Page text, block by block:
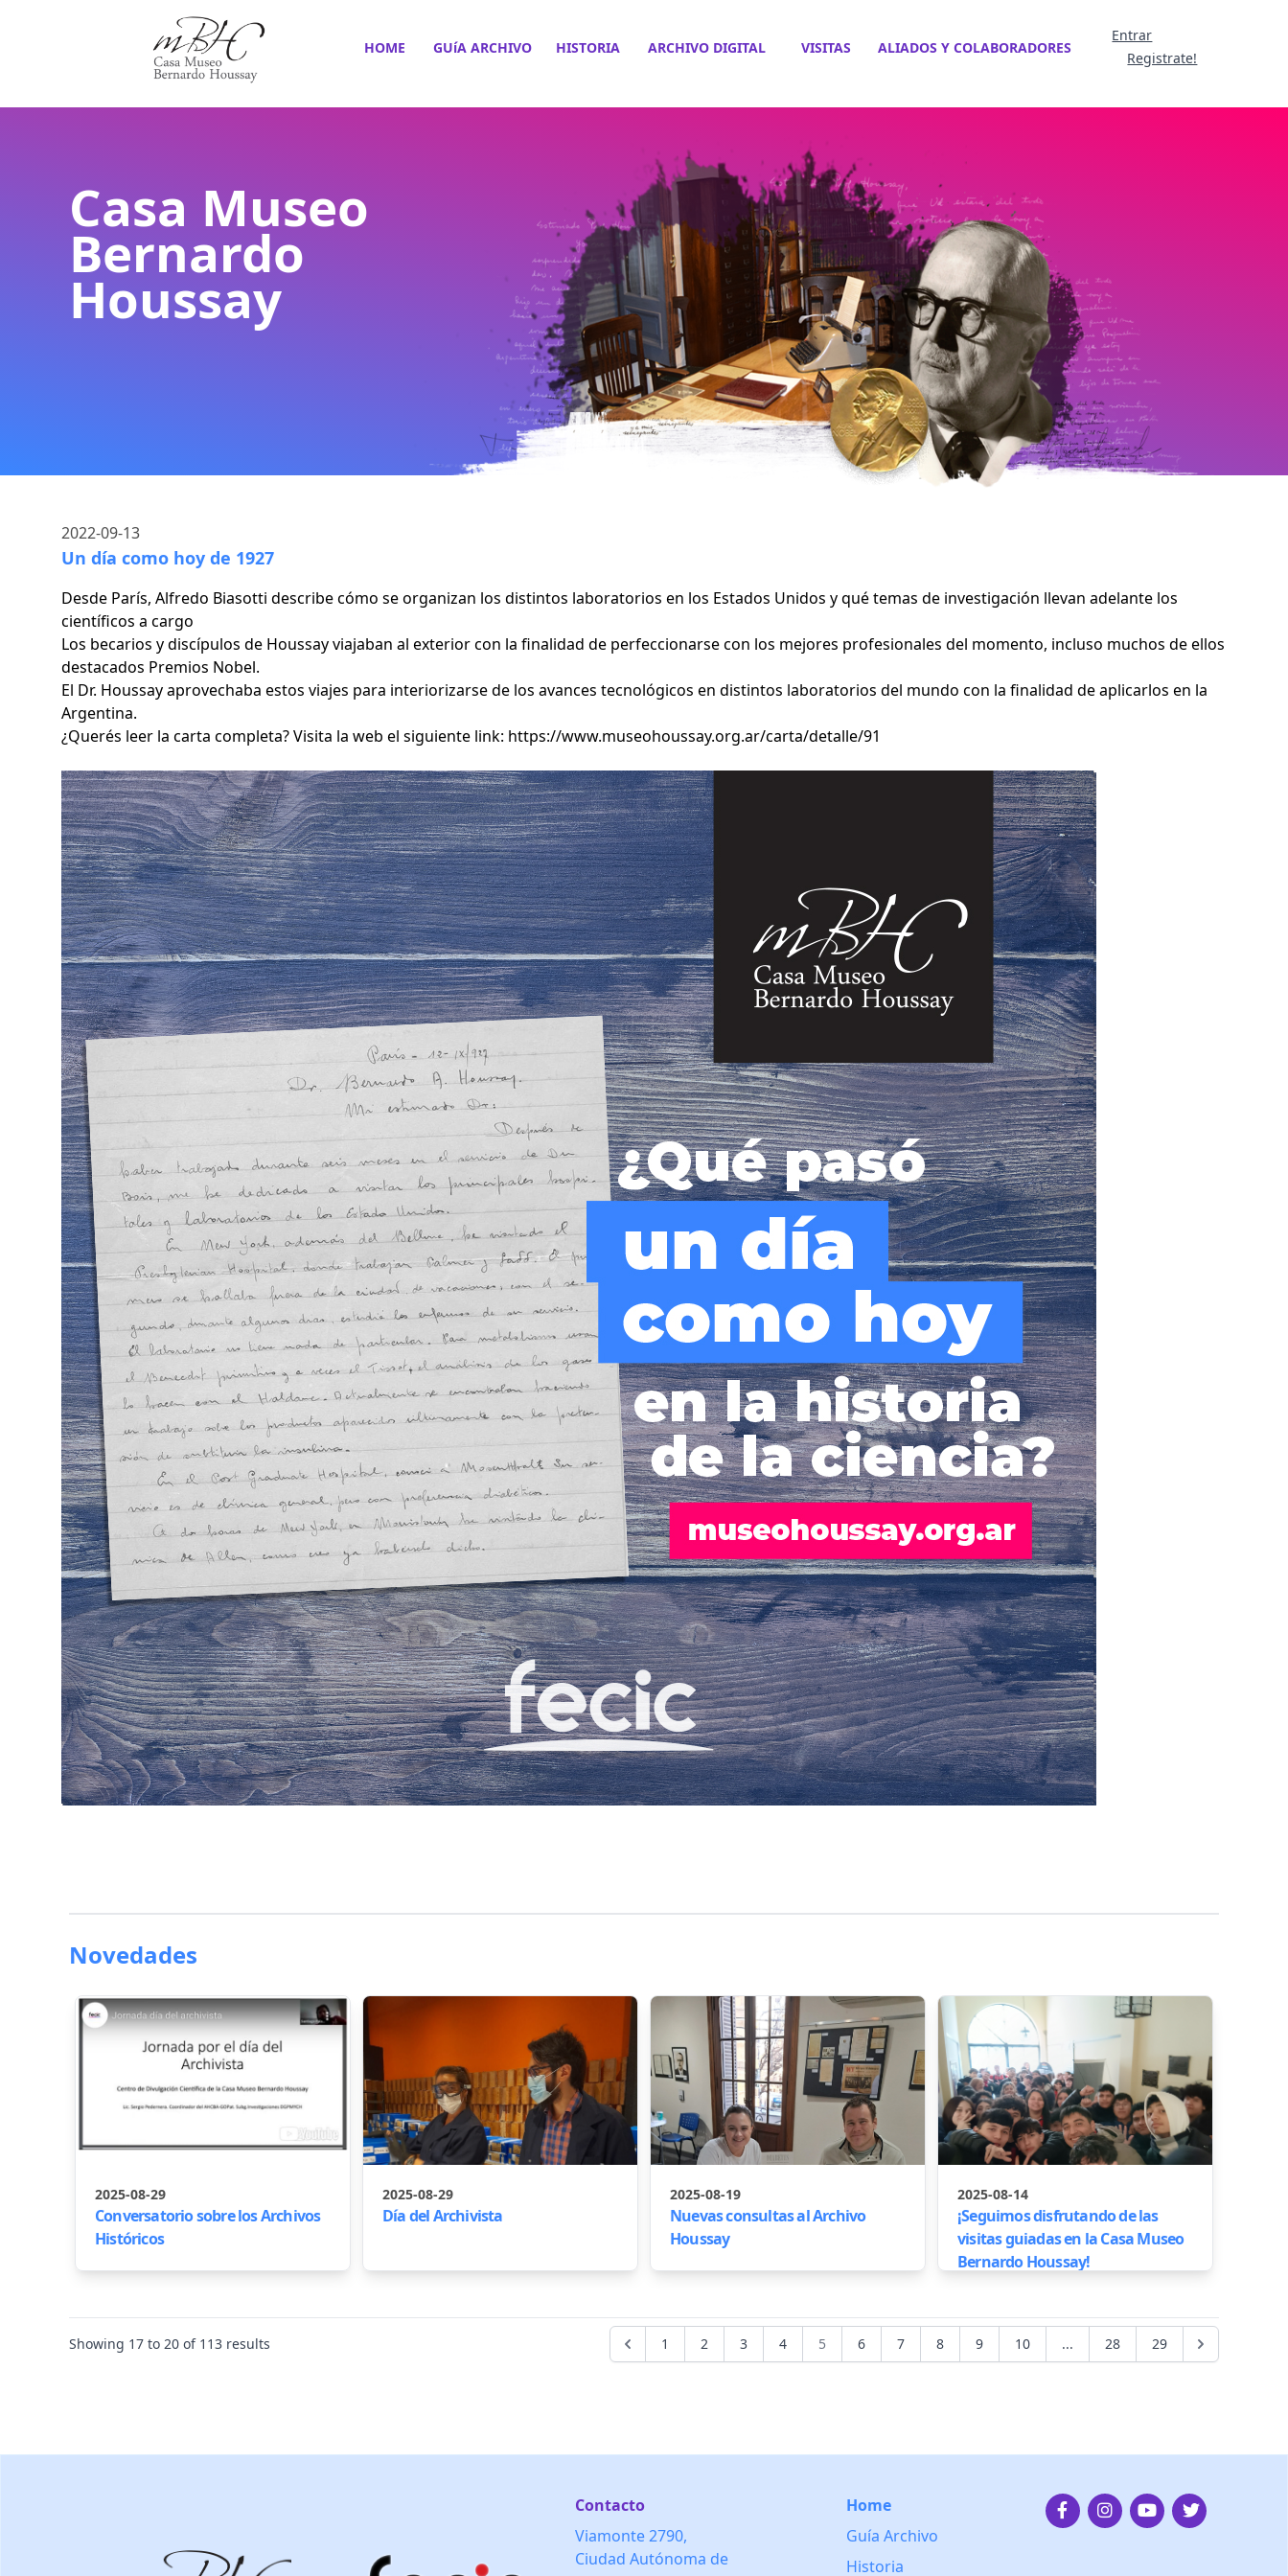
HOME GUíA ARCHIVO HISTORIA ARCHIVO DIGITAL VISITAS ALIADOS Y COLABORADORES
Entrar
Registrate!
Casa Museo
Bernardo
Houssay
2022-09-13
Un día como hoy de 1927
Desde París, Alfredo Biasotti describe cómo se organizan los distintos laboratorios en los Estados Unidos y qué temas de investigación llevan adelante los
científicos a cargo
Los becarios y discípulos de Houssay viajaban al exterior con la finalidad de perfeccionarse con los mejores profesionales del momento, incluso muchos de ellos
destacados Premios Nobel.
El Dr. Houssay aprovechaba estos viajes para interiorizarse de los avances tecnológicos en distintos laboratorios del mundo con la finalidad de aplicarlos en la
Argentina.
¿Querés leer la carta completa? Visita la web el siguiente link: https://www.museohoussay.org.ar/carta/detalle/91
Novedades
2025-08-29
Conversatorio sobre los Archivos
Históricos
2025-08-29
Día del Archivista
2025-08-19
Nuevas consultas al Archivo
Houssay
2025-08-14
¡Seguimos disfrutando de las
visitas guiadas en la Casa Museo
Bernardo Houssay!
Showing 17 to 20 of 113 results 1 2 3 4 5 6 7 8 9 10 ... 28 29
Contacto
Viamonte 2790,
Ciudad Autónoma de
Home
Guía Archivo
Historia